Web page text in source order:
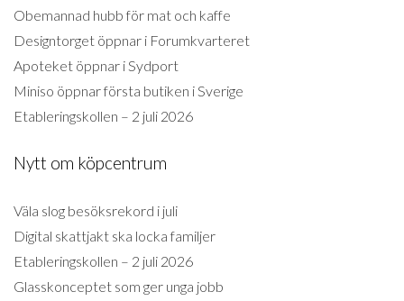
Obemannad hubb för mat och kaffe
Designtorget öppnar i Forumkvarteret
Apoteket öppnar i Sydport
Miniso öppnar första butiken i Sverige
Etableringskollen – 2 juli 2026
Nytt om köpcentrum
Väla slog besöksrekord i juli
Digital skattjakt ska locka familjer
Etableringskollen – 2 juli 2026
Glasskonceptet som ger unga jobb